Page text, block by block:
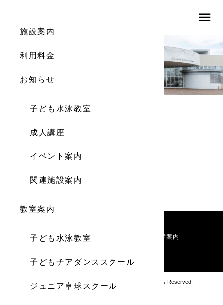
menu
施設案内
利用料金
お知らせ
子ども水泳教室
成人講座
イベント案内
関連施設案内
教室案内
子ども水泳教室
子どもチアダンススクール
ジュニア卓球スクール
施設案内 利用料金 教室案内
Copyright アブロス沼ノ端スポーツセンター All Rights Reserved.